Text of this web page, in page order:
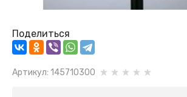
Поделиться
Артикул: 145710300